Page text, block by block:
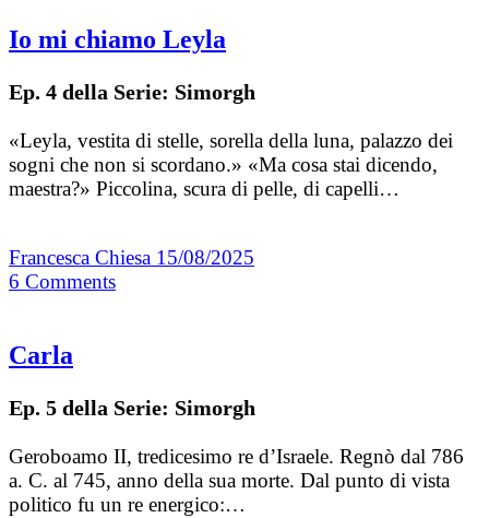
Io mi chiamo Leyla
Ep. 4 della Serie: Simorgh
«Leyla, vestita di stelle, sorella della luna, palazzo dei
sogni che non si scordano.» «Ma cosa stai dicendo,
maestra?» Piccolina, scura di pelle, di capelli…
Francesca Chiesa 15/08/2025
6 Comments
Carla
Ep. 5 della Serie: Simorgh
Geroboamo II, tredicesimo re d’Israele. Regnò dal 786
a. C. al 745, anno della sua morte. Dal punto di vista
politico fu un re energico:…